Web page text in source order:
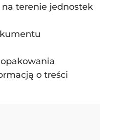
terenie jednostek
o treści